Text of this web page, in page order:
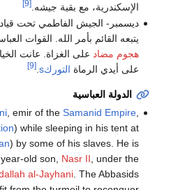
الإسكندرية، مع بقية جيشه.[9]
ديسمبر- الجيش الفاطمي تحت
يتبعه القائم بأمر الله. القوات
هجوم مضاد على الغزاة. عانت
على أيدي الرماة التوركs .
[9]
الدولة العباسية
, emir of the Samanid Empire,
) while sleeping in his tent at
) by some of his slaves. He is
old son, Nasr II , under the
al-Jayhani. The Abbasids